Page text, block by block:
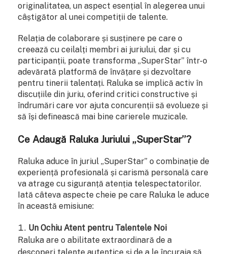
originalitatea, un aspect esențial în alegerea unui
câștigător al unei competiții de talente.
Relația de colaborare și susținere pe care o
creează cu ceilalți membri ai juriului, dar și cu
participanții, poate transforma „SuperStar” într-o
adevărată platformă de învățare și dezvoltare
pentru tinerii talentați. Raluka se implică activ în
discuțiile din juriu, oferind critici constructive și
îndrumări care vor ajuta concurenții să evolueze și
să își definească mai bine carierele muzicale.
Ce Adaugă Raluka Juriului „SuperStar”?
Raluka aduce în juriul „SuperStar” o combinație de
experiență profesională și carismă personală care
va atrage cu siguranță atenția telespectatorilor.
Iată câteva aspecte cheie pe care Raluka le aduce
în această emisiune:
Un Ochiu Atent pentru Talentele Noi
Raluka are o abilitate extraordinară de a